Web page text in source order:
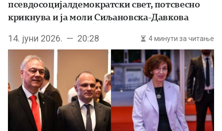
псевдосоцијалдемократски свет, потсвесно
крикнува и ја моли Сиљановска-Давкова
14. јуни 2026. — 20:28 4 минути за читање